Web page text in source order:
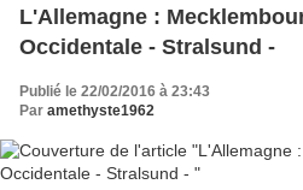
L'Allemagne :
Occidentale - Stralsund -
Publié le 22/02/2016 à 23:43
Par amethyste1962